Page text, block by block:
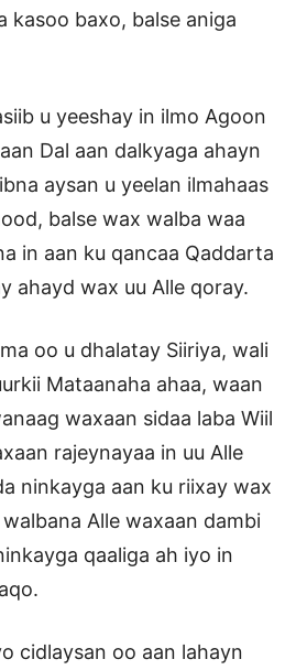
kasoo baxo, balse aniga
u yeeshay in ilmo Agoon
Dal aan dalkyaga ahayn
aysan u yeelan ilmahaas
balse wax walba waa
in aan ku qancaa Qaddarta
ahayd wax uu Alle qoray.
oo u dhalatay Siiriya, wali
Mataanaha ahaa, waan
waxaan sidaa laba Wiil
rajeynayaa in uu Alle
ninkayga aan ku riixay wax
Alle waxaan dambi
qaaliga ah iyo in
cidlaysan oo aan lahayn